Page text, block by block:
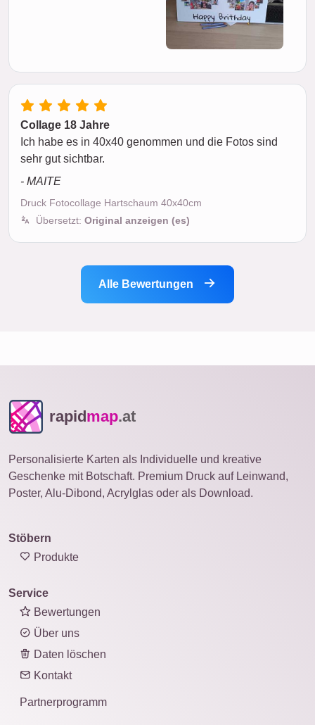
Collage 18 Jahre
Ich habe es in 40x40 genommen und die Fotos sind
sehr gut sichtbar.
- MAITE
Druck Fotocollage Hartschaum 40x40cm
Übersetzt: Original anzeigen (es)
Alle Bewertungen
rapidmap.at
Personalisierte Karten als Individuelle und kreative
Geschenke mit Botschaft. Premium Druck auf Leinwand,
Poster, Alu-Dibond, Acrylglas oder als Download.
Stöbern
Produkte
Service
Bewertungen
Über uns
Daten löschen
Kontakt
Partnerprogramm